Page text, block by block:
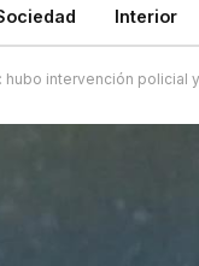
Interior
intervención policial